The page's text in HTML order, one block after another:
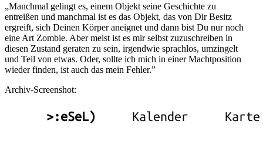
„Manchmal gelingt es, einem Objekt seine Geschichte zu
entreißen und manchmal ist es das Objekt, das von Dir Besitz
ergreift, sich Deinen Körper aneignet und dann bist Du nur noch
eine Art Zombie. Aber meist ist es mir selbst zuzuschreiben in
diesen Zustand geraten zu sein, irgendwie sprachlos, umzingelt
und Teil von etwas. Oder, sollte ich mich in einer Machtposition
wieder finden, ist auch das mein Fehler.”
Archiv-Screenshot: